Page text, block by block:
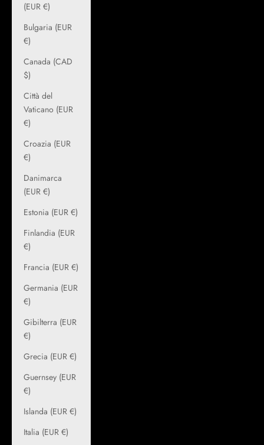
(EUR €)
Bulgaria (EUR
€)
Canada (CAD
$)
Città del
Vaticano (EUR
€)
Croazia (EUR
€)
Danimarca
(EUR €)
Estonia (EUR €)
Finlandia (EUR
€)
Francia (EUR €)
Germania (EUR
€)
Gibilterra (EUR
€)
Grecia (EUR €)
Guernsey (EUR
€)
Islanda (EUR €)
Italia (EUR €)